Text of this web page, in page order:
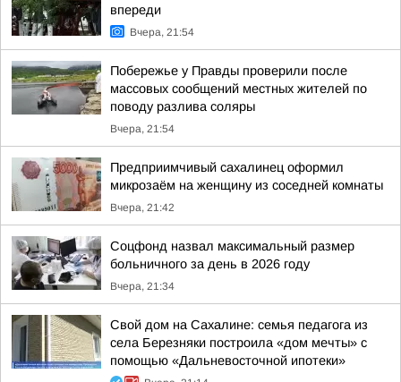
впереди
Вчера, 21:54
Побережье у Правды проверили после
массовых сообщений местных жителей по
поводу разлива соляры
Вчера, 21:54
Предприимчивый сахалинец оформил
микрозаём на женщину из соседней комнаты
Вчера, 21:42
Соцфонд назвал максимальный размер
больничного за день в 2026 году
Вчера, 21:34
Свой дом на Сахалине: семья педагога из
села Березняки построила «дом мечты» с
помощью «Дальневосточной ипотеки»